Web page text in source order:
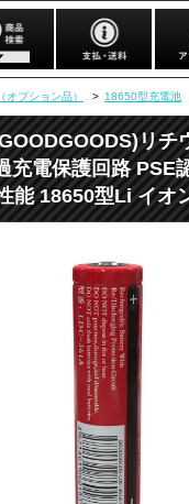
オプション品） > 18650型充電池
リチ
充電保護回路 PSE
能 18650型Li イオ